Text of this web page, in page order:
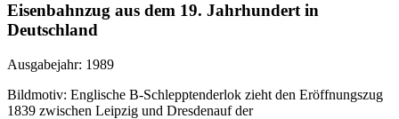
Eisenbahnzug aus dem 19. Jahrhundert in
Deutschland
Ausgabejahr: 1989
Bildmotiv: Englische B-Schlepptenderlok zieht den Eröffnungszug
1839 zwischen Leipzig und Dresdenauf der